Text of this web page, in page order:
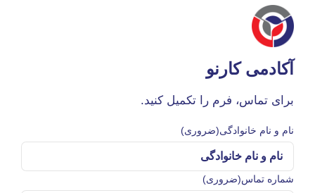
آکادمی کارنو
برای تماس، فرم را تکمیل کنید.
نام و نام خانوادگی(ضروری)
شماره تماس(ضروری)